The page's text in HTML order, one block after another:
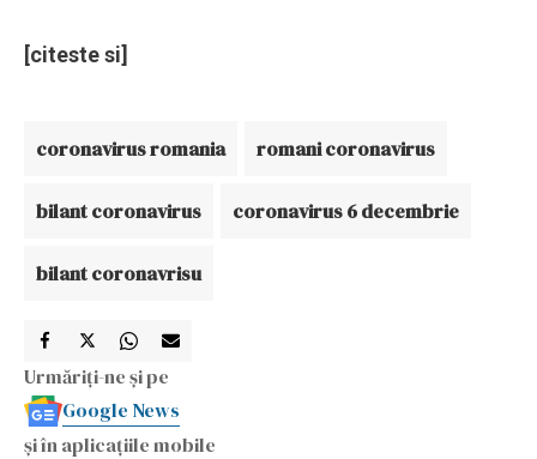
[citeste si]
coronavirus romania romani coronavirus
bilant coronavirus coronavirus 6 decembrie
bilant coronavrisu
Urmăriți-ne și pe
Google News
și în aplicațiile mobile